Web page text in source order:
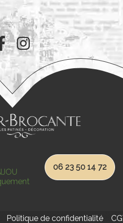
06 23 50 14 72
Politique de confidentialité